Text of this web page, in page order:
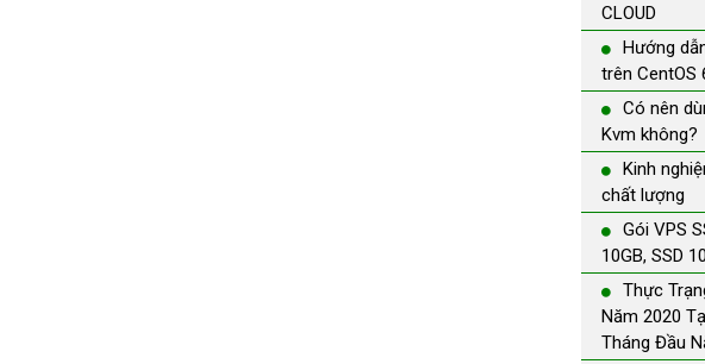
CLOUD
Hướng
trên CentOS
Có nên
Kvm không?
Kinh
chất lượng
Gói VPS
10GB, SSD
Thực
Năm 2020
Tháng Đầu